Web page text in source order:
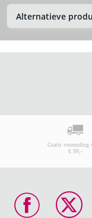
Alternatieve
Gratis verzending
€ 99,-